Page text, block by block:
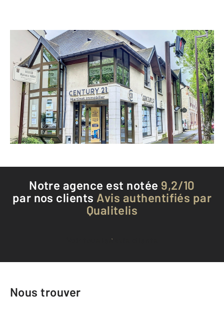
CENTURY 21 Martinot Immobilier
1 allée Alphonse Karr
CHALONS EN CHAMPAGNE - 51000
Envoyer un message
Téléphoner à l'agence
Notre agence est notée 9,2/10
par nos clients Avis authentifiés par
Qualitelis
Voir tous les avis clients
Nous trouver